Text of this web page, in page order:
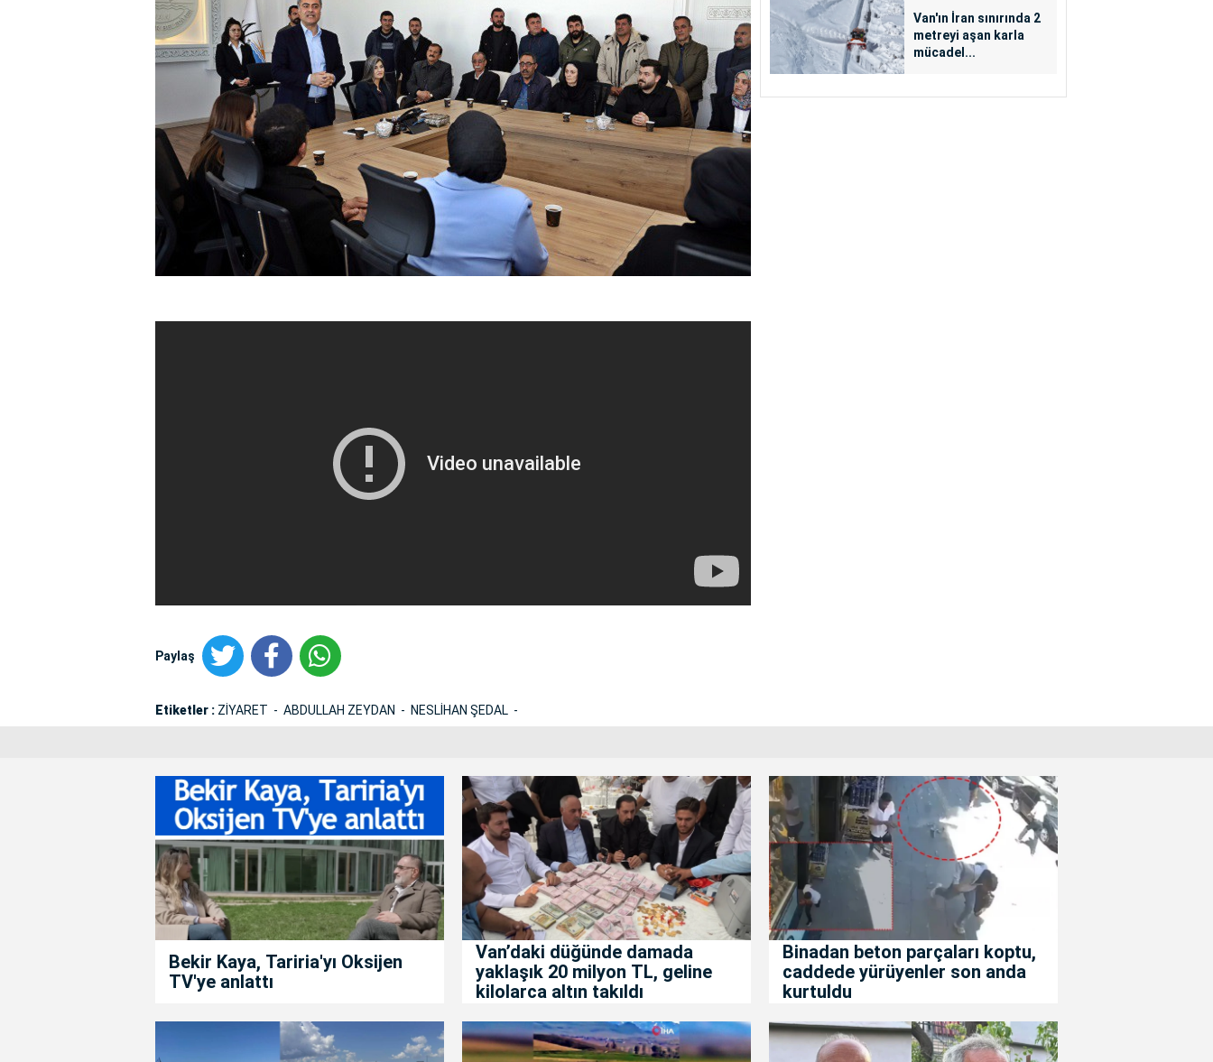
Paylaş
Etiketler : ZİYARET ABDULLAH ZEYDAN NESLİHAN ŞEDAL
Van'ın İran sınırında 2
metreyi aşan karla
mücadel...
Bekir Kaya, Tariria'yı Oksijen
TV'ye anlattı
Van’daki düğünde damada
yaklaşık 20 milyon TL, geline
kilolarca altın takıldı
Binadan beton parçaları koptu,
caddede yürüyenler son anda
kurtuldu